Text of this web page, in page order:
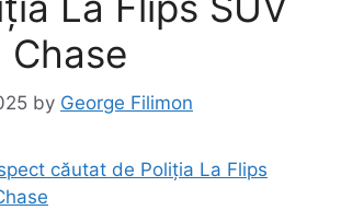
Chase
by George Filimon